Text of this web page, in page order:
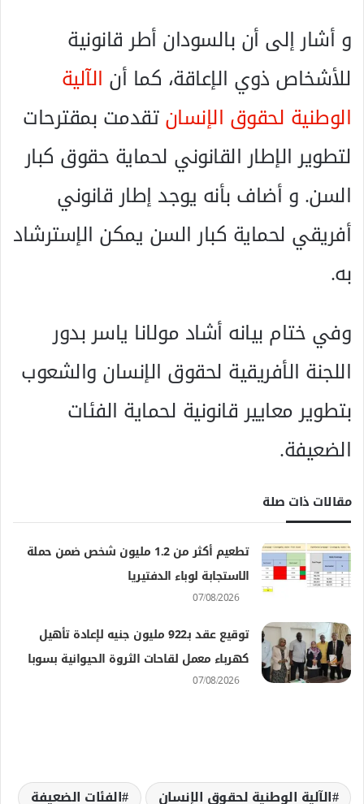
و أشار إلى أن بالسودان أطر قانونية
للأشخاص ذوي الإعاقة، كما أن الآلية
الوطنية لحقوق الإنسانتقدمت بمقترحات
لتطوير الإطار القانوني لحماية حقوق كبار
السن. و أضاف بأنه يوجد إطار قانوني
أفريقي لحماية كبار السن يمكن الإسترشاد
به.
وفي ختام بيانه أشاد مولانا ياسر بدور
اللجنة الأفريقية لحقوق الإنسان والشعوب
بتطوير معايير قانونية لحماية الفئات
الضعيفة.
مقالات ذات صلة
تطعيم أكثر من 1.2 مليون شخص ضمن حملة
الاستجابة لوباء الدفتيريا
07/08/2026
توقيع عقد بـ922 مليون جنيه لإعادة تأهيل
كهرباء معمل لقاحات الثروة الحيوانية بسوبا
07/08/2026
الآلية الوطنية لحقوق الإنسان الفئات الضعيفة